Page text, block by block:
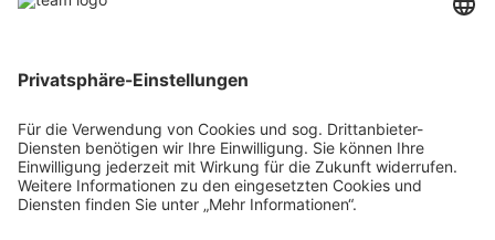
Über uns
Karriere
Kontakt
RECHTLICHES